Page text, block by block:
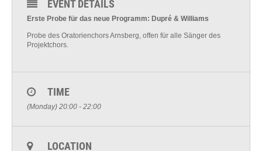
EVENT DETAILS
Erste Probe für das neue Programm: Dupré & Williams
Probe des Oratorienchors Arnsberg, offen für alle Sänger des
Projektchors.
TIME
(Monday) 20:00 - 22:00
LOCATION